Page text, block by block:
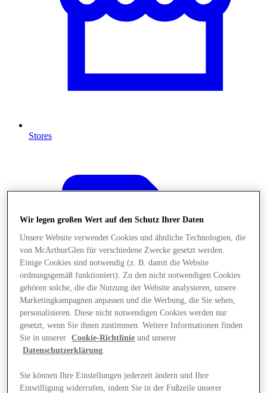
Stores
Angebote
Wir legen großen Wert auf den Schutz Ihrer Daten
Unsere Website verwendet Cookies und ähnliche Technologien, die
von McArthurGlen für verschiedene Zwecke gesetzt werden.
Einige Cookies sind notwendig (z. B. damit die Website
ordnungsgemäß funktioniert). Zu den nicht notwendigen Cookies
gehören solche, die die Nutzung der Website analysieren, unsere
Marketingkampagnen anpassen und die Werbung, die Sie sehen,
personalisieren. Diese nicht notwendigen Cookies werden nur
gesetzt, wenn Sie ihnen zustimmen. Weitere Informationen finden
Sie in unserer
Cookie-Richtlinie und unserer
Datenschutzerklärung
Sie können Ihre Einstellungen jederzeit ändern und Ihre
Einwilligung widerrufen, indem Sie in der Fußzeile unserer